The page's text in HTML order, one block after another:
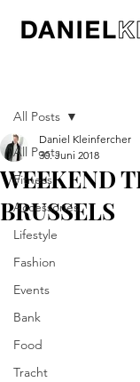
All Posts
Fitness
Accessories
Lifestyle
Fashion
Events
Bank
Food
Tracht
All Posts
WEEKEND
BRUSSELS
Daniel Kleinfercher
30. Juni 2018